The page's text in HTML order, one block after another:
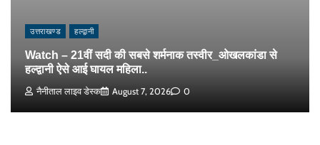
उत्तराखण्ड हल्द्वानी
Watch – 21वीं सदी की सबसे शर्मनाक तस्वीर_ओखलकांडा से
हल्द्वानी ऐसे आई घायल महिला..
नैनीताल लाइव डेस्क August 7, 2026 0